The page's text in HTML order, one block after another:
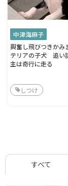
中津海麻子
興奮し飛びつきかみ
テリアの子犬 追い
主は奇行に走る
しつけ
すべて